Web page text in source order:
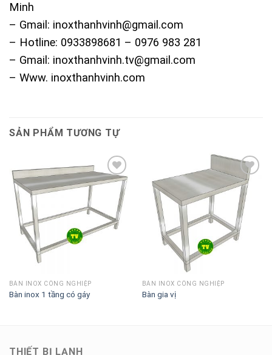
Minh
– Gmail: inoxthanhvinh@gmail.com
– Hotline: 0933898681 – 0976 983 281
– Gmail: inoxthanhvinh.tv@gmail.com
– Www. inoxthanhvinh.com
SẢN PHẨM TƯƠNG TỰ
Add to
Wishlist
BÀN INOX CÔNG NGHIỆP
Bàn inox 1 tầng có gáy
Add to
Wishlist
BÀN INOX CÔNG NGHIỆP
Bàn gia vị
THIẾT BỊ LẠNH